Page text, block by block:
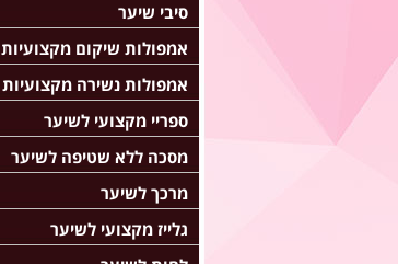
סיבי שיער
אמפולות שיקום מקצועיות
אמפולות נשירה מקצועיות
ספריי מקצועי לשיער
מסכה ללא שטיפה לשיער
מרכך לשיער
גלייז מקצועי לשיער